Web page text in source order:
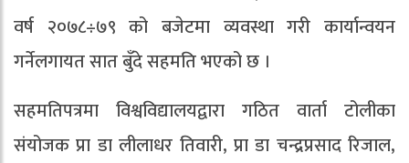
वर्ष २०७८÷७९ को बजेटमा व्यवस्था गरी कार्यान्वयन
गर्नेलगायत सात बुँदे सहमति भएको छ ।
सहमतिपत्रमा विश्वविद्यालयद्वारा गठित वार्ता टोलीका
संयोजक प्रा डा लीलाधर तिवारी, प्रा डा चन्द्रप्रसाद रिजाल,